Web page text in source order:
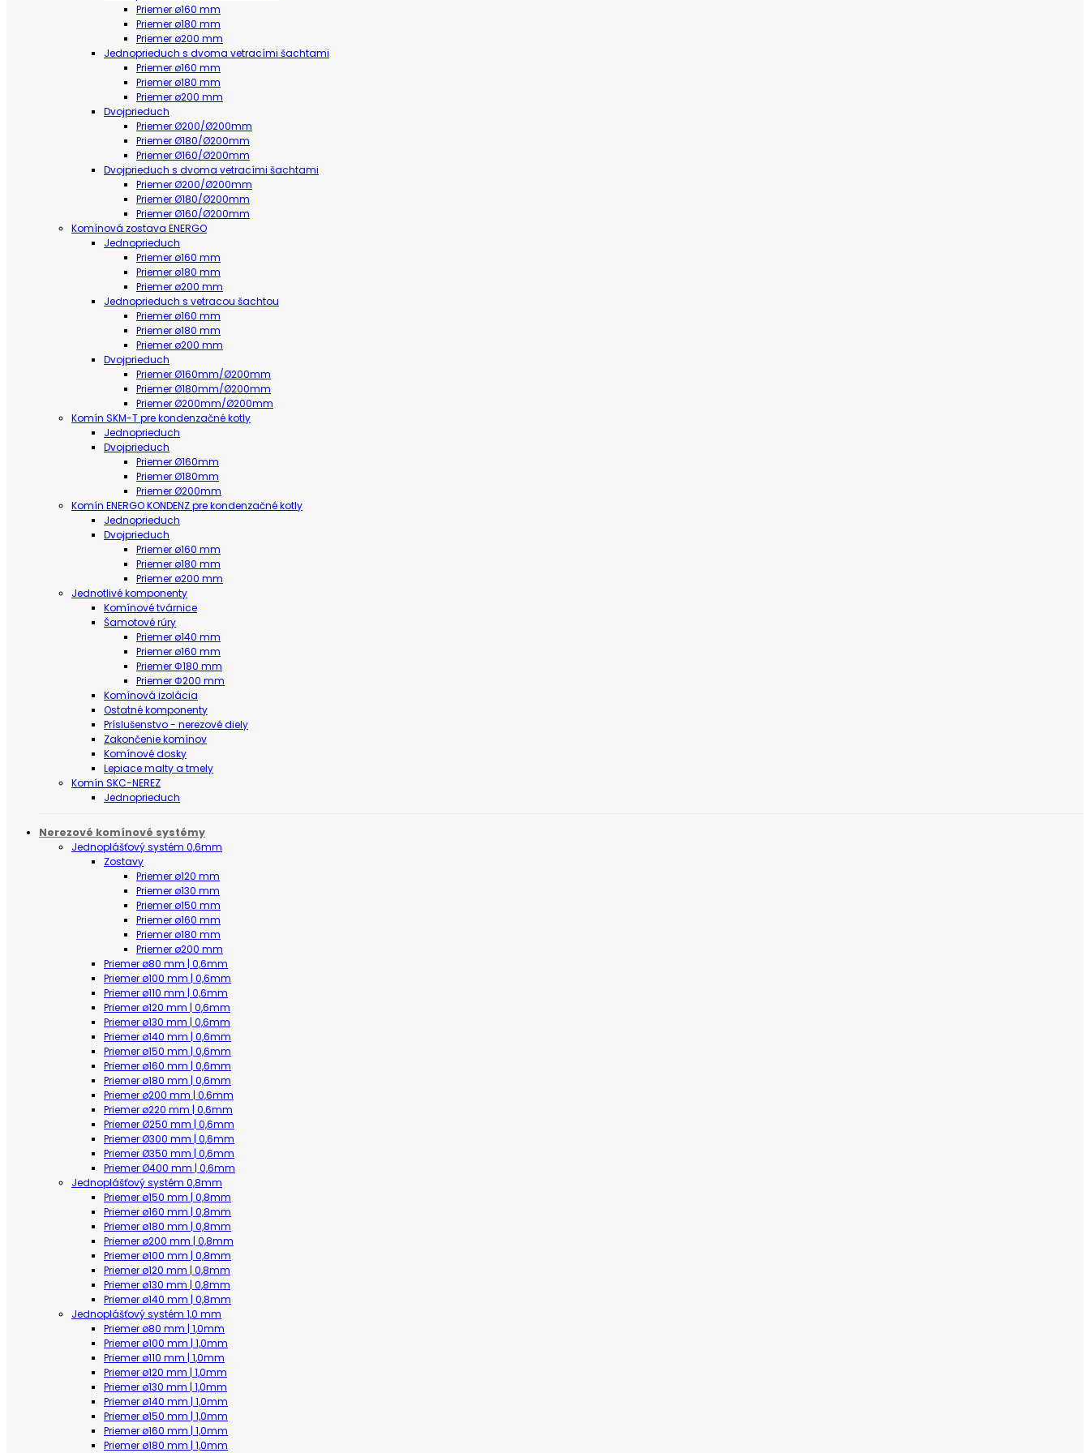
Priemer ø160 mm
Priemer ø180 mm
Priemer ø200 mm
Jednoprieduch s dvoma vetracími šachtami
Priemer ø160 mm
Priemer ø180 mm
Priemer ø200 mm
Dvojprieduch
Priemer Ø200/Ø200mm
Priemer Ø180/Ø200mm
Priemer Ø160/Ø200mm
Dvojprieduch s dvoma vetracími šachtami
Priemer Ø200/Ø200mm
Priemer Ø180/Ø200mm
Priemer Ø160/Ø200mm
Komínová zostava ENERGO
Jednoprieduch
Priemer ø160 mm
Priemer ø180 mm
Priemer ø200 mm
Jednoprieduch s vetracou šachtou
Priemer ø160 mm
Priemer ø180 mm
Priemer ø200 mm
Dvojprieduch
Priemer Ø160mm/Ø200mm
Priemer Ø180mm/Ø200mm
Priemer Ø200mm/Ø200mm
Komín SKM-T pre kondenzačné kotly
Jednoprieduch
Dvojprieduch
Priemer Ø160mm
Priemer Ø180mm
Priemer Ø200mm
Komín ENERGO KONDENZ pre kondenzačné kotly
Jednoprieduch
Dvojprieduch
Priemer ø160 mm
Priemer ø180 mm
Priemer ø200 mm
Jednotlivé komponenty
Komínové tvárnice
Šamotové rúry
Priemer ø140 mm
Priemer ø160 mm
Priemer Φ180 mm
Priemer Φ200 mm
Komínová izolácia
Ostatné komponenty
Príslušenstvo - nerezové diely
Zakončenie komínov
Komínové dosky
Lepiace malty a tmely
Komín SKC-NEREZ
Jednoprieduch
Nerezové komínové systémy
Jednoplášťový systém 0,6mm
Zostavy
Priemer ø120 mm
Priemer ø130 mm
Priemer ø150 mm
Priemer ø160 mm
Priemer ø180 mm
Priemer ø200 mm
Priemer ø80 mm | 0,6mm
Priemer ø100 mm | 0,6mm
Priemer ø110 mm | 0,6mm
Priemer ø120 mm | 0,6mm
Priemer ø130 mm | 0,6mm
Priemer ø140 mm | 0,6mm
Priemer ø150 mm | 0,6mm
Priemer ø160 mm | 0,6mm
Priemer ø180 mm | 0,6mm
Priemer ø200 mm | 0,6mm
Priemer ø220 mm | 0,6mm
Priemer Ø250 mm | 0,6mm
Priemer Ø300 mm | 0,6mm
Priemer Ø350 mm | 0,6mm
Priemer Ø400 mm | 0,6mm
Jednoplášťový systém 0,8mm
Priemer ø150 mm | 0,8mm
Priemer ø160 mm | 0,8mm
Priemer ø180 mm | 0,8mm
Priemer ø200 mm | 0,8mm
Priemer ø100 mm | 0,8mm
Priemer ø120 mm | 0,8mm
Priemer ø130 mm | 0,8mm
Priemer ø140 mm | 0,8mm
Jednoplášťový systém 1,0 mm
Priemer ø80 mm | 1,0mm
Priemer ø100 mm | 1,0mm
Priemer ø110 mm | 1,0mm
Priemer ø120 mm | 1,0mm
Priemer ø130 mm | 1,0mm
Priemer ø140 mm | 1,0mm
Priemer ø150 mm | 1,0mm
Priemer ø160 mm | 1,0mm
Priemer ø180 mm | 1,0mm